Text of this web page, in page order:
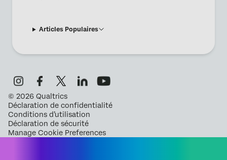
Articles Populaires
© 2026 Qualtrics
Déclaration de confidentialité
Conditions d’utilisation
Déclaration de sécurité
Manage Cookie Preferences